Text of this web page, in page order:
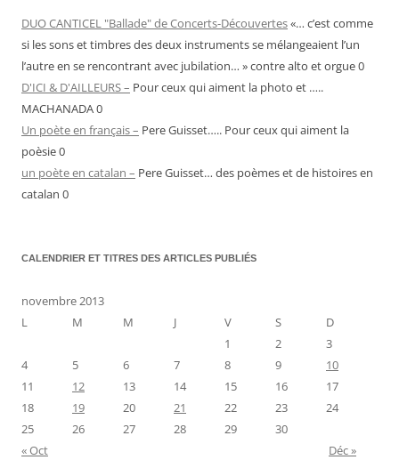
DUO CANTICEL "Ballade" de Concerts-Découvertes«… c’est comme
si les sons et timbres des deux instruments se mélangeaient l’un
l’autre en se rencontrant avec jubilation… » contre alto et orgue 0
D'ICI & D'AILLEURS – Pour ceux qui aiment la photo et …..
MACHANADA 0
Un poète en français – Pere Guisset….. Pour ceux qui aiment la
poèsie 0
un poète en catalan – Pere Guisset… des poèmes et de histoires en
catalan 0
CALENDRIER ET TITRES DES ARTICLES PUBLIÉS
novembre 2013
L
M M J V S
D
1
2
3
4
5 6 7 8 9
10
11
12 13 14 15 16
17
18
19 20 21 22 23
24
25
26 27 28 29
30
« Oct
Déc »